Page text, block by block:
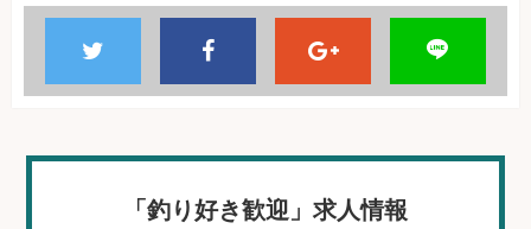
「釣り好き歓迎」求人情報